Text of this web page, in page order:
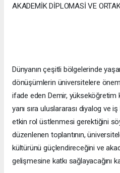
AKADEMİK DİPLOMASİ VE
Dünyanın çeşitli bölgelerinde
dönüşümlerin üniversitelere
ifade eden Demir, yükseköğretim
yanı sıra uluslararası diyalog ve
etkin rol üstlenmesi gerektiğini
düzenlenen toplantının,
kültürünü güçlendireceğini ve
gelişmesine katkı sağlayacağını